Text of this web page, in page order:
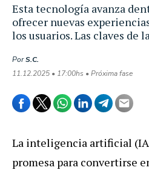
Esta tecnología avanza
ofrecer nuevas
los usuarios. Las claves de
PorS.C.
11.12.2025 • 17:00hs • Próxima fase
La inteligencia artificial
promesa para convertirse